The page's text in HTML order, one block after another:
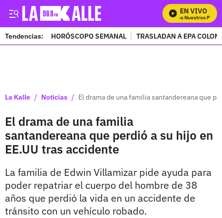
EN VIVO
Mira Todos Nuestros
Tendencias: HORÓSCOPO SEMANAL TRASLADAN A EPA
La Kalle / Noticias / El drama de una familia santandereana que
El drama de una familia
santandereana que perdió a su hijo en
EE.UU tras accidente
La familia de Edwin Villamizar pide ayuda para
poder repatriar el cuerpo del hombre de 38
años que perdió la vida en un accidente de
tránsito con un vehículo robado.